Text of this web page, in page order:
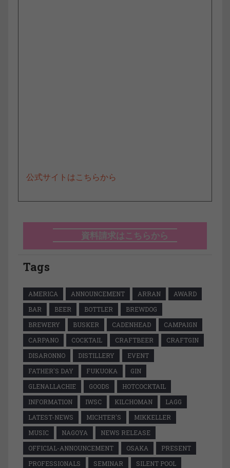
公式サイトはこちらから
資料請求はこちらから
Tags
AMERICA ANNOUNCEMENT ARRAN
AWARD
BAR
BEER BOTTLER
BREWDOG
BREWERY
BUSKER CADENHEAD
CAMPAIGN
CARPANO
COCKTAIL CRAFTBEER
CRAFTGIN
DISARONNO
DISTILLERY
EVENT
FATHER'S DAY
FUKUOKA
GIN
GLENALLACHIE
GOODS
HOTCOCKTAIL
INFORMATION
IWSC KILCHOMAN
LAGG
LATEST-NEWS
MICHTER'S
MIKKELLER
MUSIC
NAGOYA
NEWS RELEASE
OFFICIAL-ANNOUNCEMENT
OSAKA
PRESENT
PROFESSIONALS
SEMINAR
SILENT POOL